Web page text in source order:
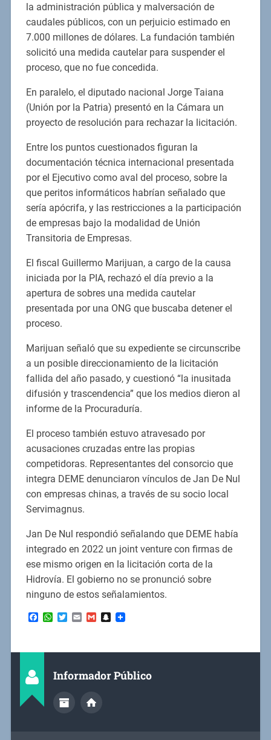
la administración pública y malversación de
caudales públicos, con un perjuicio estimado en
7.000 millones de dólares. La fundación también
solicitó una medida cautelar para suspender el
proceso, que no fue concedida.
En paralelo, el diputado nacional Jorge Taiana
(Unión por la Patria) presentó en la Cámara un
proyecto de resolución para rechazar la licitación.
Entre los puntos cuestionados figuran la
documentación técnica internacional presentada
por el Ejecutivo como aval del proceso, sobre la
que peritos informáticos habrían señalado que
sería apócrifa, y las restricciones a la participación
de empresas bajo la modalidad de Unión
Transitoria de Empresas.
El fiscal Guillermo Marijuan, a cargo de la causa
iniciada por la PIA, rechazó el día previo a la
apertura de sobres una medida cautelar
presentada por una ONG que buscaba detener el
proceso.
Marijuan señaló que su expediente se circunscribe
a un posible direccionamiento de la licitación
fallida del año pasado, y cuestionó “la inusitada
difusión y trascendencia” que los medios dieron al
informe de la Procuraduría.
El proceso también estuvo atravesado por
acusaciones cruzadas entre las propias
competidoras. Representantes del consorcio que
integra DEME denunciaron vínculos de Jan De Nul
con empresas chinas, a través de su socio local
Servimagnus.
Jan De Nul respondió señalando que DEME había
integrado en 2022 un joint venture con firmas de
ese mismo origen en la licitación corta de la
Hidrovía. El gobierno no se pronunció sobre
ninguno de estos señalamientos.
Facebook
WhatsApp
TwitterEmailGmailSnapchat
Informador Público